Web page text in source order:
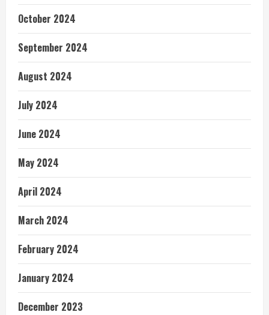
October 2024
September 2024
August 2024
July 2024
June 2024
May 2024
April 2024
March 2024
February 2024
January 2024
December 2023